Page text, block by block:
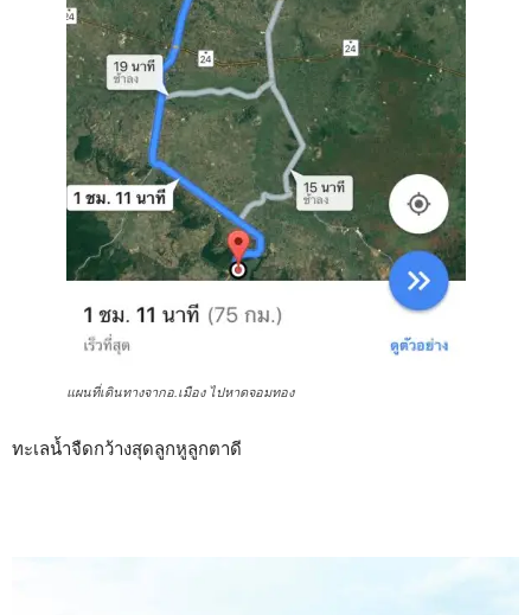
แผนที่เดินทางจากอ.เมือง ไปหาดจอมทอง
ทะเลน้ำจืดกว้างสุดลูกหูลูกตาดี